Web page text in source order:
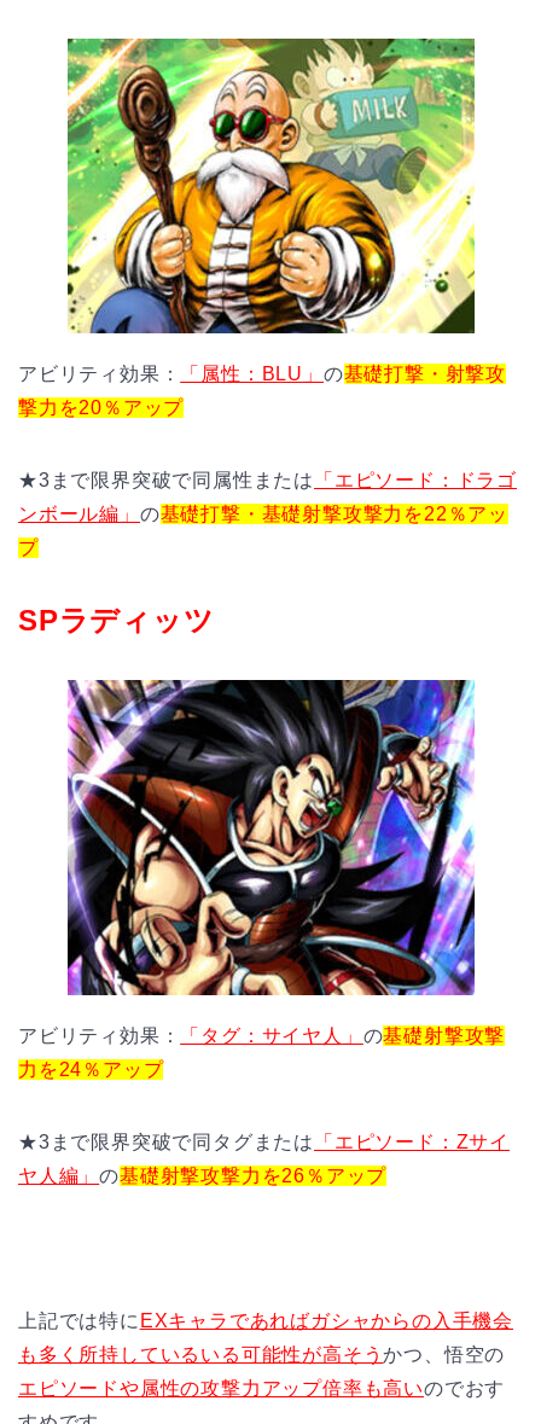
アビリティ効果： 「属性：BLU」 の基礎打撃・射撃攻
撃力を20％アップ
★3まで限界突破で同属性または
「エピソード：ドラゴ
ンボール編」 の基礎打撃・基礎射撃攻撃力を22％アッ
プ
SPラディッツ
アビリティ効果： 「タグ：サイヤ人」 の基礎射撃攻撃
力を24％アップ
★3まで限界突破で同タグまたは
「エピソード：Zサイ
ヤ人編」の基礎射撃攻撃力を26％アップ
上記では特に EXキャラであればガシャからの入手機会
も多く所持しているいる可能性が高そうかつ、悟空の
エピソードや属性の攻撃力アップ倍率も高いのでおす